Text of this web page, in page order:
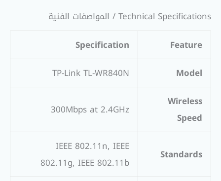
Technical Specifications / المواصفات الفنية
Feature
Specification
Model
TP-Link TL-WR840N
Wireless
Speed
300Mbps at 2.4GHz
Standards
IEEE 802.11n, IEEE
802.11g, IEEE 802.11b